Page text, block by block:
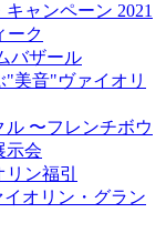
ャンペーン 2021
ーク
バザール
美音"ヴァイオリ
〜フレンチボウ
示会
ン福引
オリン・グラン